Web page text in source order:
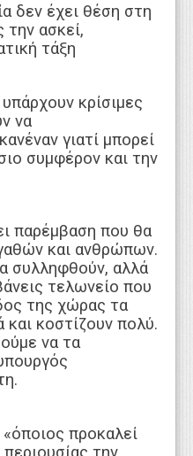
δεν έχει θέση στη
την ασκεί,
τάξη
κρίσιμες
να
γιατί μπορεί
συμφέρον και την
παρέμβαση που θα
και ανθρώπων.
συλληφθούν, αλλά
τελωνείο που
της χώρας τα
και κοστίζουν πολύ.
να τα
προκαλεί